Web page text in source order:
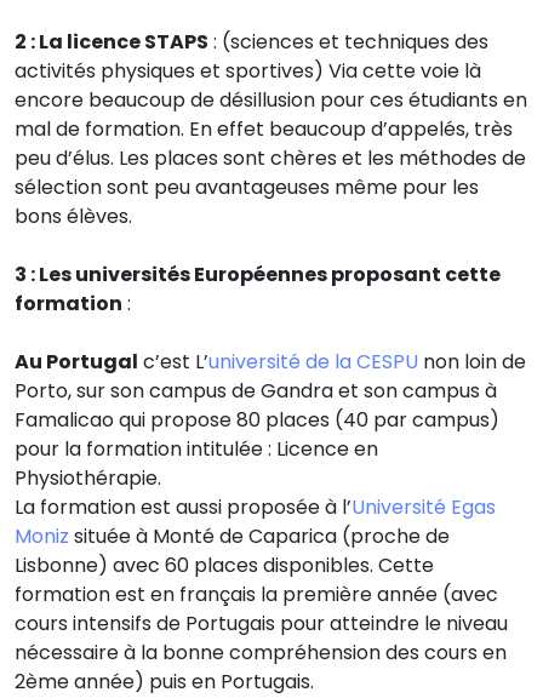
2 : La licence STAPS : (sciences et techniques des
activités physiques et sportives) Via cette voie là
encore beaucoup de désillusion pour ces étudiants en
mal de formation. En effet beaucoup d’appelés, très
peu d’élus. Les places sont chères et les méthodes de
sélection sont peu avantageuses même pour les
bons élèves.
3 : Les universités Européennes proposant cette
formation :
Au Portugal c’est L’université de la CESPU non loin de
Porto, sur son campus de Gandra et son campus à
Famalicao qui propose 80 places (40 par campus)
pour la formation intitulée : Licence en
Physiothérapie.
La formation est aussi proposée à l’Université Egas
Moniz située à Monté de Caparica (proche de
Lisbonne) avec 60 places disponibles. Cette
formation est en français la première année (avec
cours intensifs de Portugais pour atteindre le niveau
nécessaire à la bonne compréhension des cours en
2ème année) puis en Portugais.